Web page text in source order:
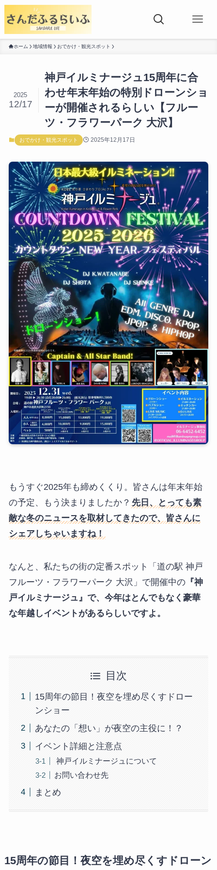
ホーム 地域情報 おでかけ・観光スポット
神戸イルミナージュ15周年に合
わせ年末年始の特別ドローンショ
ーが開催されるらしい【フルー
ツ・フラワーパーク 大沢】
2025
12/17
おでかけ・観光スポット 2025年12月17日
もうすぐ2025年も締めくくり。皆さんは年末年始
の予定、もう決まりましたか？ 先日、とっても素
敵な冬のニュースを取材してきたので、皆さんに
シェアしちゃいますね！
なんと、私たちの街の定番スポット「道の駅 神戸
フルーツ・フラワーパーク 大沢」で開催中の『神
戸イルミナージュ』で、今年はとんでもなく豪華
な年越しイベントがあるらしいですよ。
目次
15周年の節目！夜空を埋め尽くすドロー
ンショー
あなたの「想い」が夜空の主役に！？
イベント詳細と注意点
神戸イルミナージュについて
お問い合わせ先
まとめ
15周年の節目！夜空を埋め尽くすドローン